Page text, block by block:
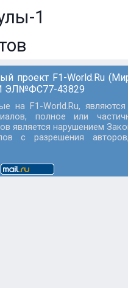
1
проект F1-World.Ru
ЭЛ№ФС77-43829
на F1-World.Ru,
полное или
является нарушением
с разрешения